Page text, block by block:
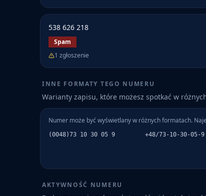
538 626 218
Spam
1 zgłoszenie
INNE FORMATY TEGO NUMERU
Warianty zapisu, które możesz spotkać w
Numer może być wyświetlany w różnych formatach.
(0048)73 10 30 05 9 +48/73-10-30-05-9
AKTYWNOŚĆ NUMERU